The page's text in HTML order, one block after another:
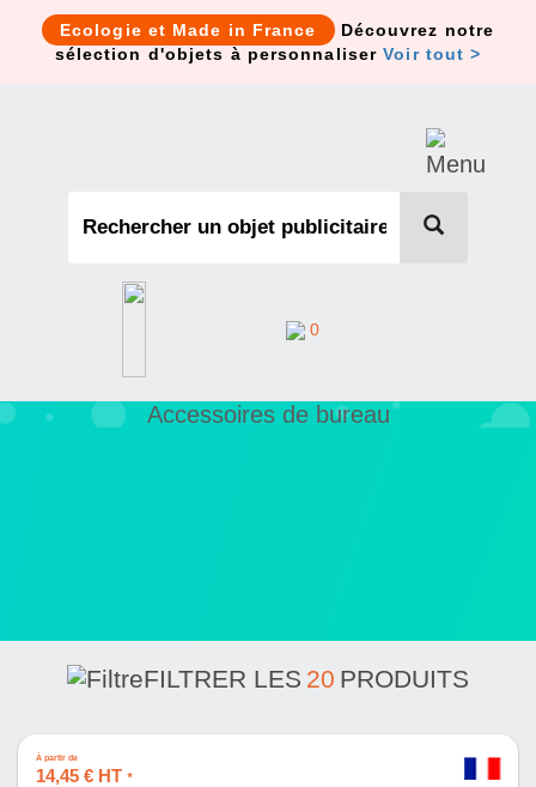
Ecologie et Made in France
Découvrez notre
sélection d'objets à personnaliserVoir tout >
0
Accessoires de bureau
FILTRER LES 20 PRODUITS
À partir de
14,45 € HT *
Cookies management panel